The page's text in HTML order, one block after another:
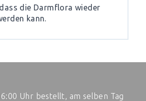
die Darmflora wieder
kann.
Uhr bestellt, am selben Tag